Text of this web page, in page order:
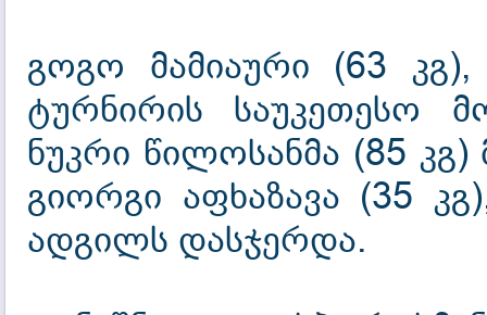
გოგო მამიაური (63 კგ),
ტურნირის საუკეთესო
ნუკრი წილოსანმა (85
გიორგი აფხაზავა (35
ადგილს დასჯერდა.